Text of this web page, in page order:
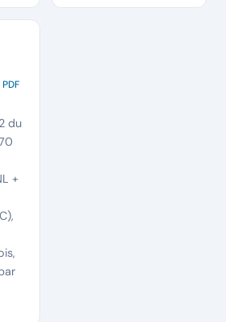
du
+